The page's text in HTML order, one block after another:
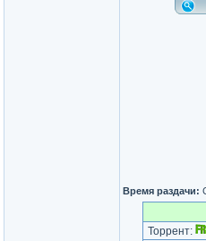
Время раздачи:
Торрент: